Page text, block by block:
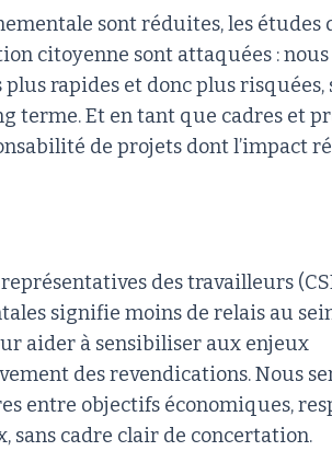
sont réduites, les études
citoyenne sont attaquées : nous
rapides et donc plus risquées,
terme. Et en tant que cadres et
de projets dont l’impact
des travailleurs
signifie moins de relais au
aider à sensibiliser aux enjeux
des revendications. Nous
entre objectifs économiques,
sans cadre clair de concertation.